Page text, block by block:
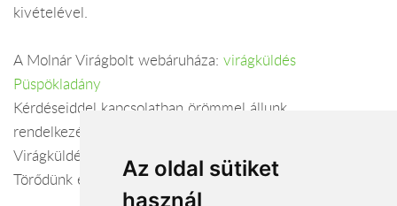
Az oldal sütiket
használ
kivételével.
A Molnár Virágbolt webáruháza: virágküldés
Püspökladány
Kérdéseiddel kapcsolatban örömmel állunk
rendelkezésedre.
Virágküldés Püspökladány
Törődünk egymással